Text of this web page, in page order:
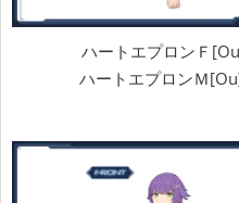
ハートエプロンＦ
ハートエプロンＭ